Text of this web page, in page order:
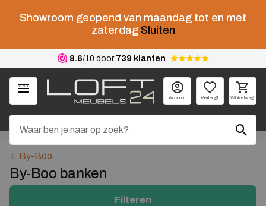
Showroom geopend van maandag tot en met
zaterdag Sluiten
8.6/10 door 739 klanten
Menu
Account Verlangl. Winkelwag.
By-Boo
By-Boo banken
Filteren